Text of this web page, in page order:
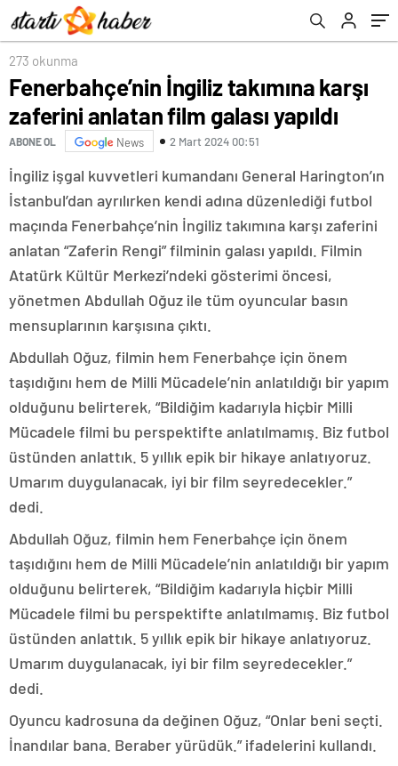
273 okunma
Fenerbahçe’nin İngiliz takımına karşı
zaferini anlatan film galası yapıldı
ABONE OL News 2 Mart 2024 00:51
İngiliz işgal kuvvetleri kumandanı General Harington’ın
İstanbul’dan ayrılırken kendi adına düzenlediği futbol
maçında Fenerbahçe’nin İngiliz takımına karşı zaferini
anlatan “Zaferin Rengi” filminin galası yapıldı. Filmin
Atatürk Kültür Merkezi’ndeki gösterimi öncesi,
yönetmen Abdullah Oğuz ile tüm oyuncular basın
mensuplarının karşısına çıktı.
Abdullah Oğuz, filmin hem Fenerbahçe için önem
taşıdığını hem de Milli Mücadele’nin anlatıldığı bir yapım
olduğunu belirterek, “Bildiğim kadarıyla hiçbir Milli
Mücadele filmi bu perspektifte anlatılmamış. Biz futbol
üstünden anlattık. 5 yıllık epik bir hikaye anlatıyoruz.
Umarım duygulanacak, iyi bir film seyredecekler.”
dedi.
Abdullah Oğuz, filmin hem Fenerbahçe için önem
taşıdığını hem de Milli Mücadele’nin anlatıldığı bir yapım
olduğunu belirterek, “Bildiğim kadarıyla hiçbir Milli
Mücadele filmi bu perspektifte anlatılmamış. Biz futbol
üstünden anlattık. 5 yıllık epik bir hikaye anlatıyoruz.
Umarım duygulanacak, iyi bir film seyredecekler.”
dedi.
Oyuncu kadrosuna da değinen Oğuz, “Onlar beni seçti.
İnandılar bana. Beraber yürüdük.” ifadelerini kullandı.